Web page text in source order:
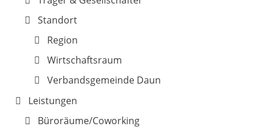
Standort
Region
Wirtschaftsraum
Verbandsgemeinde Daun
Leistungen
Büroräume/Coworking